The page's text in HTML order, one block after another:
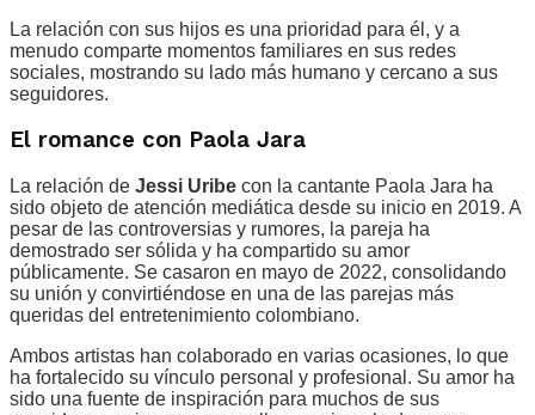
La relación con sus hijos es una prioridad para él, y a
menudo comparte momentos familiares en sus redes
sociales, mostrando su lado más humano y cercano a sus
seguidores.
El romance con Paola Jara
La relación de Jessi Uribe con la cantante Paola Jara ha
sido objeto de atención mediática desde su inicio en 2019. A
pesar de las controversias y rumores, la pareja ha
demostrado ser sólida y ha compartido su amor
públicamente. Se casaron en mayo de 2022, consolidando
su unión y convirtiéndose en una de las parejas más
queridas del entretenimiento colombiano.
Ambos artistas han colaborado en varias ocasiones, lo que
ha fortalecido su vínculo personal y profesional. Su amor ha
sido una fuente de inspiración para muchos de sus